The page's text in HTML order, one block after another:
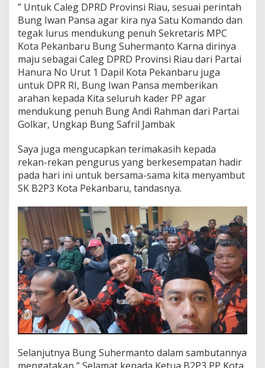
” Untuk Caleg DPRD Provinsi Riau, sesuai perintah
Bung Iwan Pansa agar kira nya Satu Komando dan
tegak lurus mendukung penuh Sekretaris MPC
Kota Pekanbaru Bung Suhermanto Karna dirinya
maju sebagai Caleg DPRD Provinsi Riau dari Partai
Hanura No Urut 1 Dapil Kota Pekanbaru juga
untuk DPR RI, Bung Iwan Pansa memberikan
arahan kepada Kita seluruh kader PP agar
mendukung penuh Bung Andi Rahman dari Partai
Golkar, Ungkap Bung Safril Jambak
Saya juga mengucapkan terimakasih kepada
rekan-rekan pengurus yang berkesempatan hadir
pada hari ini untuk bersama-sama kita menyambut
SK B2P3 Kota Pekanbaru, tandasnya.
Selanjutnya Bung Suhermanto dalam sambutannya